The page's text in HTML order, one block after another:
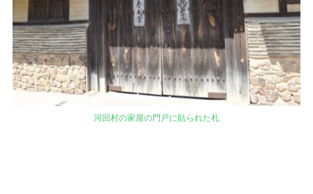
河回村の家屋の門戸に貼られた札